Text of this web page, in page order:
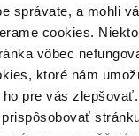
správate, a mohli
cookies.
vôbec
ktoré nám
pre vás zlepšovať.